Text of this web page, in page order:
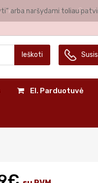
KALBA LIETUVIŲ
Ieškoti
El. Parduotuvė
arba naršydami toliau